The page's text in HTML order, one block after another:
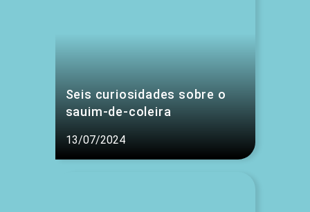
Seis curiosidades sobre o
sauim-de-coleira
13/07/2024